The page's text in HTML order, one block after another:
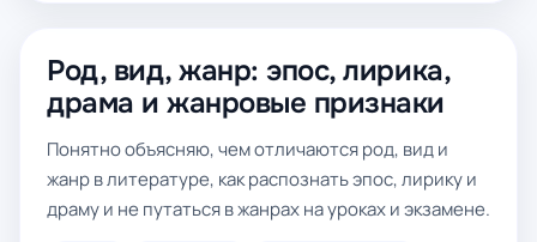
Род, вид, жанр: эпос, лирика,
драма и жанровые признаки
Понятно объясняю, чем отличаются род, вид и
жанр в литературе, как распознать эпос, лирику и
драму и не путаться в жанрах на уроках и экзамене.